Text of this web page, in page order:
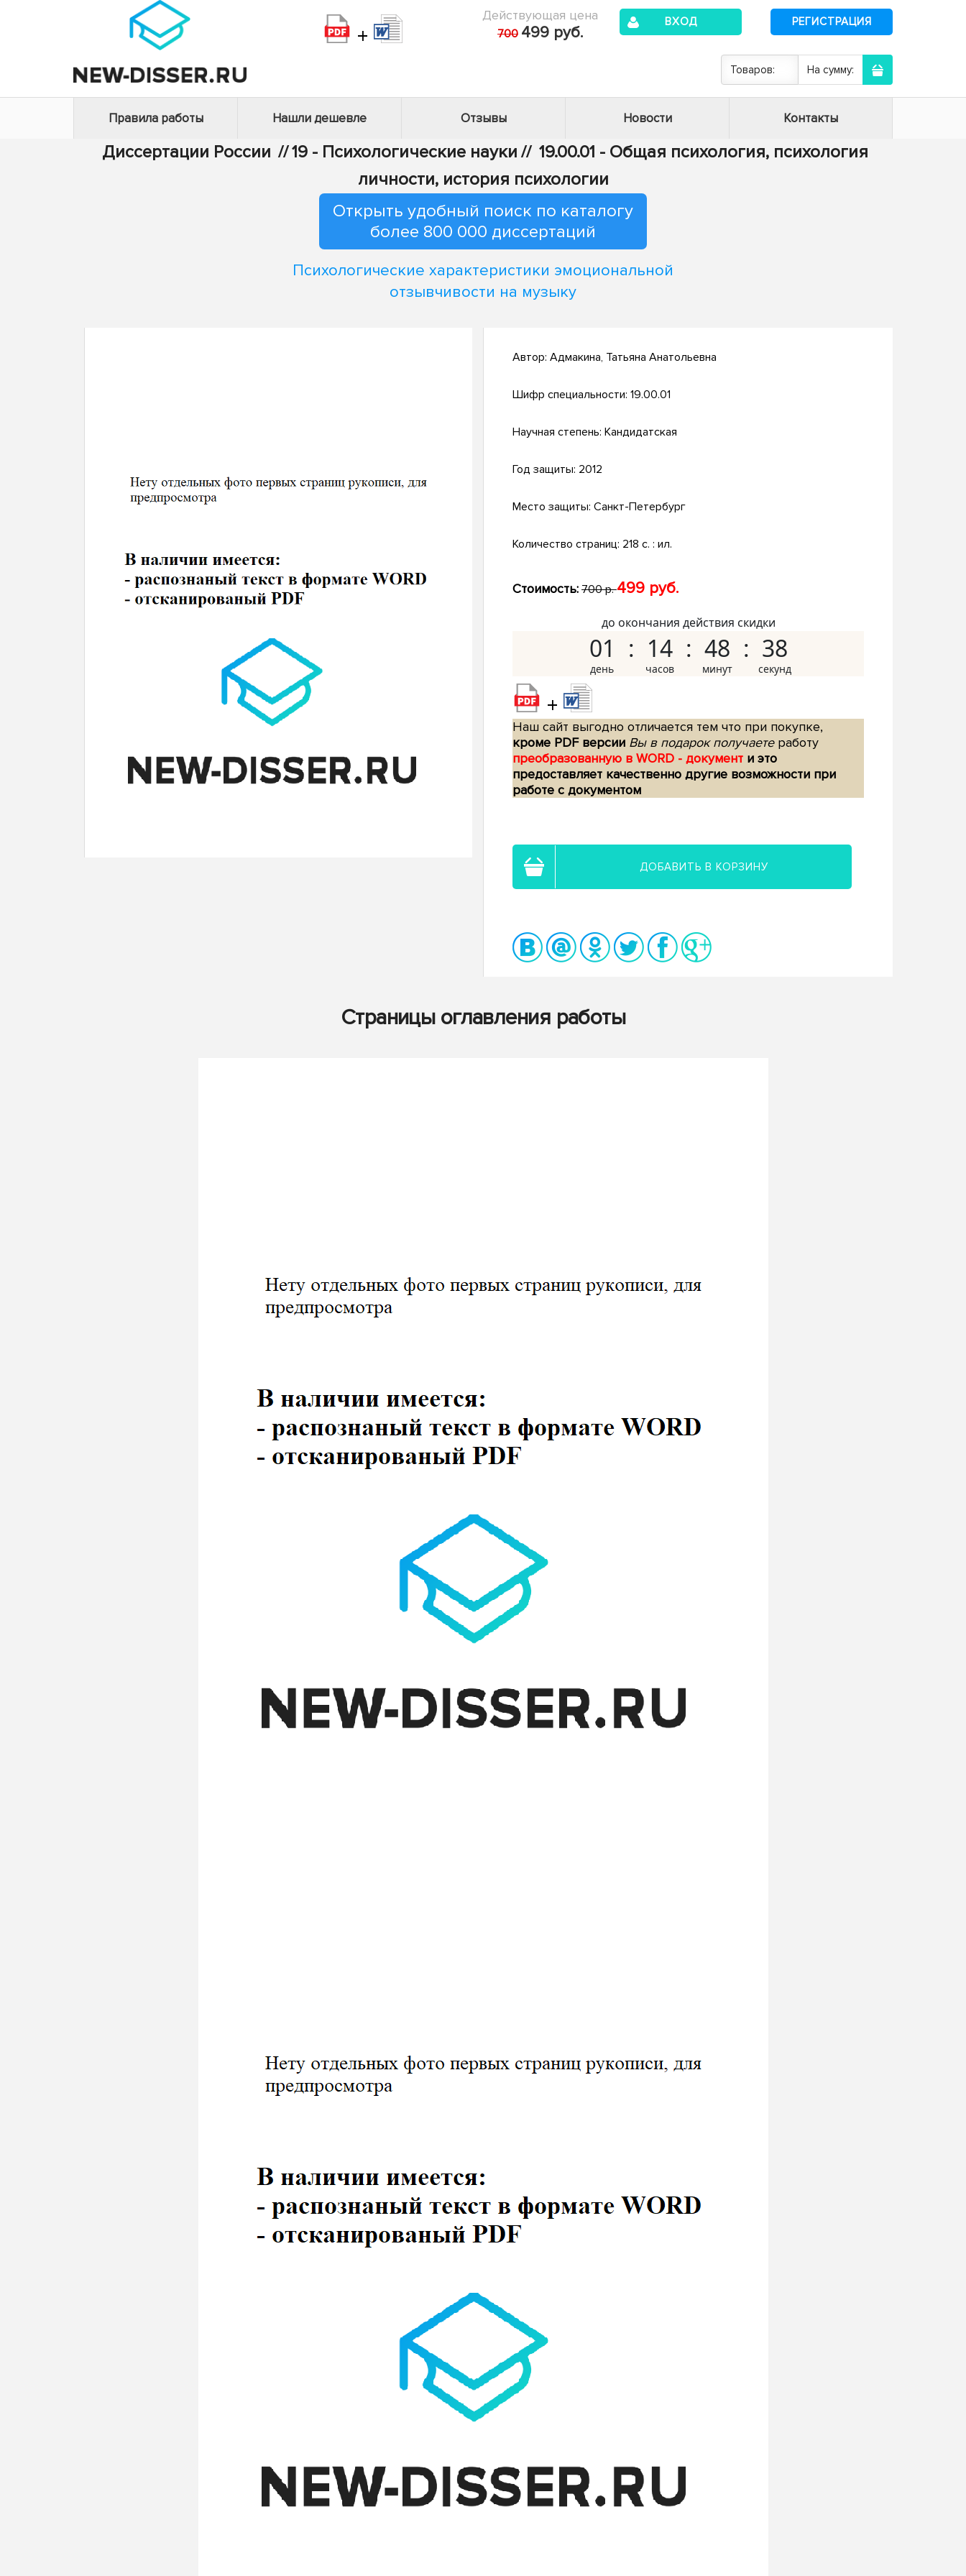
+
Действующая цена
700 499 руб.
ВХОД РЕГИСТРАЦИЯ
Товаров: На сумму:
Правила работы Нашли дешевле Отзывы Новости Контакты
Диссертации России //19 - Психологические науки // 19.00.01 - Общая психология, психология
личности, история психологии
Открыть удобный поиск по каталогу
более 800 000 диссертаций
Психологические характеристики эмоциональной
отзывчивости на музыку
Автор: Адмакина, Татьяна Анатольевна
Шифр специальности: 19.00.01
Научная степень: Кандидатская
Год защиты: 2012
Место защиты: Санкт-Петербург
Количество страниц: 218 с. : ил.
Стоимость: 700 р.499 руб.
до окончания действия скидки
01 14 48 37
+
Наш сайт выгодно отличается тем что при покупке,
кроме PDF версии Вы в подарок получаетеработу
преобразованную в WORD - документ и это
предоставляет качественно другие возможности при
работе с документом
ДОБАВИТЬ В КОРЗИНУ
Страницы оглавления работы